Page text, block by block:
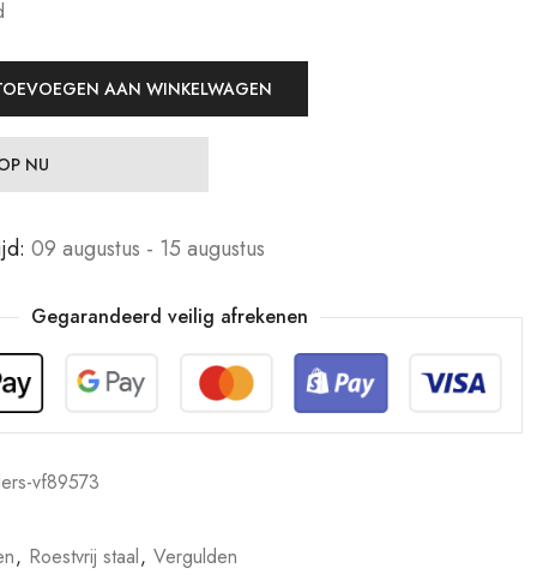
AAN WINKELWAGEN
NU
09 augustus - 15 augustus
Gegarandeerd veilig afrekenen
vf89573
, Roestvrij staal, Vergulden